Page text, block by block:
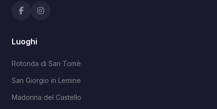
Luoghi
Rotonda di San Tomè
San Giorgio in Lemine
Madonna del Castello